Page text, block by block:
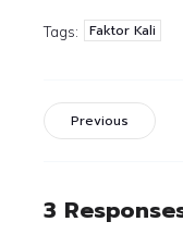
Tags: Faktor Kali
Previous
3